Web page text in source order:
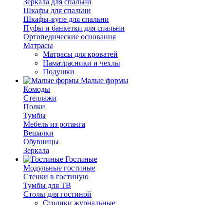
Зеркала для спальни
Шкафы для спальни
Шкафы-купе для спальни
Пуфы и банкетки для спальни
Ортопедические основания
Матрасы
Матрасы для кроватей
Наматрасники и чехлы
Подушки
Малые формы
Комоды
Стеллажи
Полки
Тумбы
Мебель из ротанга
Вешалки
Обувницы
Зеркала
Гостиные
Модульные гостиные
Стенки в гостиную
Тумбы для ТВ
Столы для гостиной
Столики журнальные